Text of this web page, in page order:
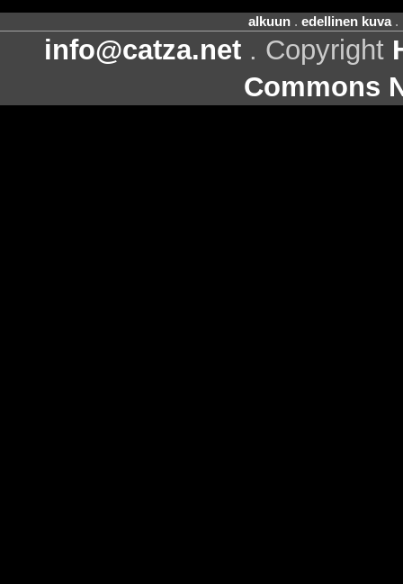
alkuun. edellinen kuva.
info@catza.net . Copyright
Commons